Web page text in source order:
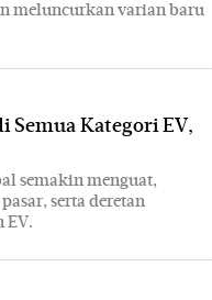
meluncurkan varian baru
Semua Kategori EV,
semakin menguat,
serta deretan
EV.